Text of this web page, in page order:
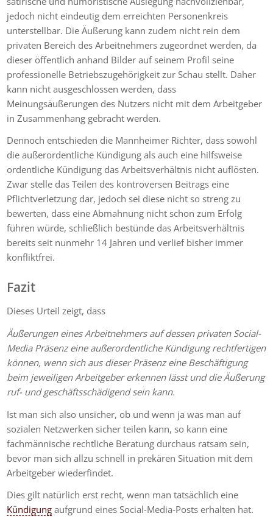
jedoch nicht eindeutig dem erreichten Personenkreis
unterstellbar. Die Äußerung kann zudem nicht rein dem
privaten Bereich des Arbeitnehmers zugeordnet werden, da
dieser öffentlich anhand Bilder auf seinem Profil seine
professionelle Betriebszugehörigkeit zur Schau stellt. Daher
kann nicht ausgeschlossen werden, dass
Meinungsäußerungen des Nutzers nicht mit dem Arbeitgeber
in Zusammenhang gebracht werden.
Dennoch entschieden die Mannheimer Richter, dass sowohl
die außerordentliche Kündigung als auch eine hilfsweise
ordentliche Kündigung das Arbeitsverhältnis nicht auflösten.
Zwar stelle das Teilen des kontroversen Beitrags eine
Pflichtverletzung dar, jedoch sei diese nicht so streng zu
bewerten, dass eine Abmahnung nicht schon zum Erfolg
führen würde, schließlich bestünde das Arbeitsverhältnis
bereits seit nunmehr 14 Jahren und verlief bisher immer
konfliktfrei.
Fazit
Dieses Urteil zeigt, dass
Äußerungen eines Arbeitnehmers auf dessen privaten Social-
Media Präsenz eine außerordentliche Kündigung rechtfertigen
können, wenn sich aus dieser Präsenz eine Beschäftigung
beim jeweiligen Arbeitgeber erkennen lässt und die Äußerung
ruf- und geschäftsschädigend sein kann.
Ist man sich also unsicher, ob und wenn ja was man auf
sozialen Netzwerken sicher teilen kann, so kann eine
fachmännische rechtliche Beratung durchaus ratsam sein,
bevor man sich allzu schnell in prekären Situation mit dem
Arbeitgeber wiederfindet.
Dies gilt natürlich erst recht, wenn man tatsächlich eine
Kündigung aufgrund eines Social-Media-Posts erhalten hat.